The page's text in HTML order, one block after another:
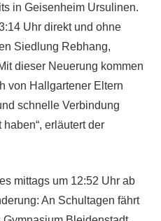
in Geisenheim Ursulinen.
Uhr direkt und ohne
Siedlung Rebhang,
dieser Neuerung kommen
von Hallgartener Eltern
schnelle Verbindung
erläutert der
mittags um 12:52 Uhr ab
An Schultagen fährt